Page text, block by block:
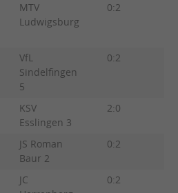
MTV
Ludwigsburg
0:2
VfL
Sindelfingen
5
0:2
KSV
Esslingen 3
2:0
JS Roman
Baur 2
0:2
JC
0:2